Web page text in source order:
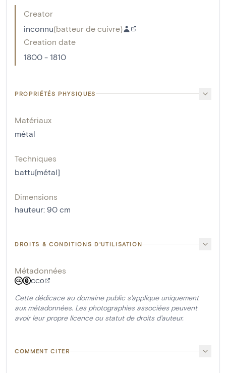
Creator
inconnu(batteur de cuivre)
Creation date
1800 - 1810
PROPRIÉTÉS PHYSIQUES
Matériaux
métal
Techniques
battu[métal]
Dimensions
hauteur: 90 cm
DROITS & CONDITIONS D'UTILISATION
Métadonnées
CC0
Cette dédicace au domaine public s'applique uniquement
aux métadonnées. Les photographies associées peuvent
avoir leur propre licence ou statut de droits d'auteur.
COMMENT CITER